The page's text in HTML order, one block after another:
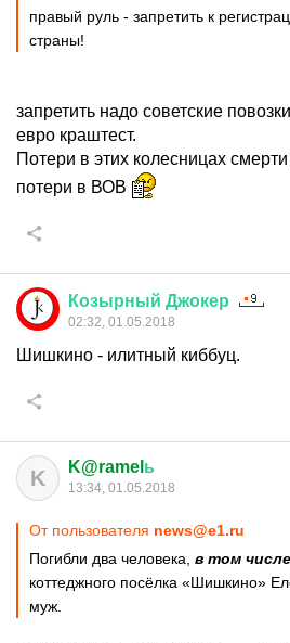
правый руль - запретить к
страны!
запретить надо советские
евро краштест.
Потери в этих колесницах
потери в ВОВ
Козырный Джокер
02:32, 01.05.2018
Шишкино - илитный киббуц.
K K@ramel ь
13:34, 01.05.2018
От пользователя news@e1.ru
Погибли два человека, в том числе
коттеджного посёлка «Шишкино»
муж.